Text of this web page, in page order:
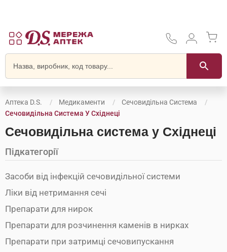
Аптека D.S. Медикаменти
Сечовидільна Система
Сечовидільна Система У Східнеці
Сечовидільна система у Східнеці
Підкатегорії
Засоби від інфекцій сечовидільної системи
Ліки від нетримання сечі
Препарати для нирок
Препарати для розчинення каменів в нирках
Препарати при затримці сечовипускання